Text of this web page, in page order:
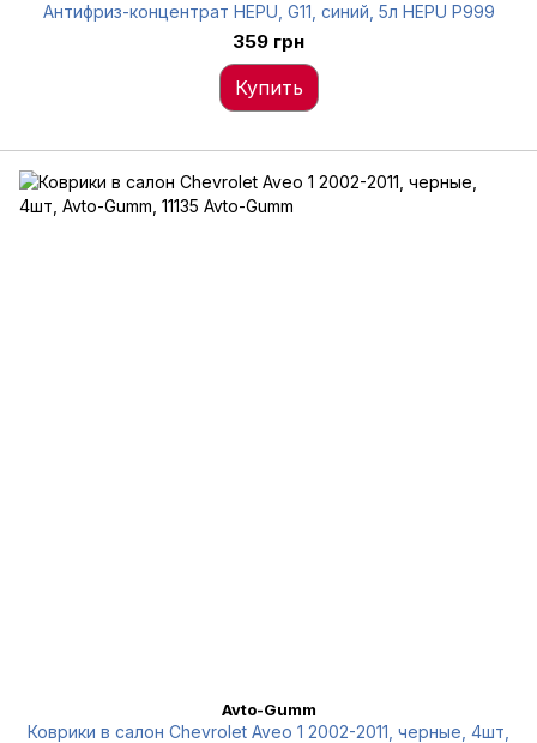
Антифриз-концентрат HEPU, G11, синий, 5л HEPU P999
359 грн
Купить
Avto-Gumm
Коврики в салон Chevrolet Aveo 1 2002-2011, черные, 4шт,